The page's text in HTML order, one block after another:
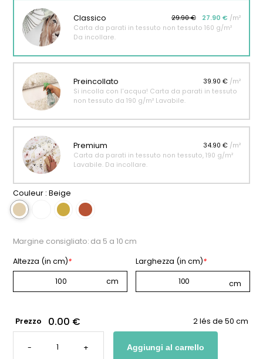
Classico 29.90 € 27.90 € /m²
Carta da parati in tessuto non tessuto 160 g/m²
Da incollare.
Preincollato 39.90 € /m²
Si incolla con l'acqua! Carta da parati in tessuto
non tessuto da 190 g/m² Lavabile.
Premium 34.90 € /m²
Carta da parati in tessuto non tessuto, 190 g/m²
Lavabile. Da incollare.
Couleur : Beige
Margine consigliato: da 5 a 10 cm
Altezza (in cm)* Larghezza (in cm)*
Prezzo 0.00 € 2 lés de 50 cm
-
CARTA
PARATI
+ Aggiungi al carrello